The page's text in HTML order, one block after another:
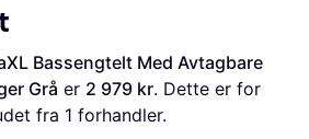
Bassengtelt Med Avtagbare
Grå er 2 979 kr. Dette er for
fra 1 forhandler.